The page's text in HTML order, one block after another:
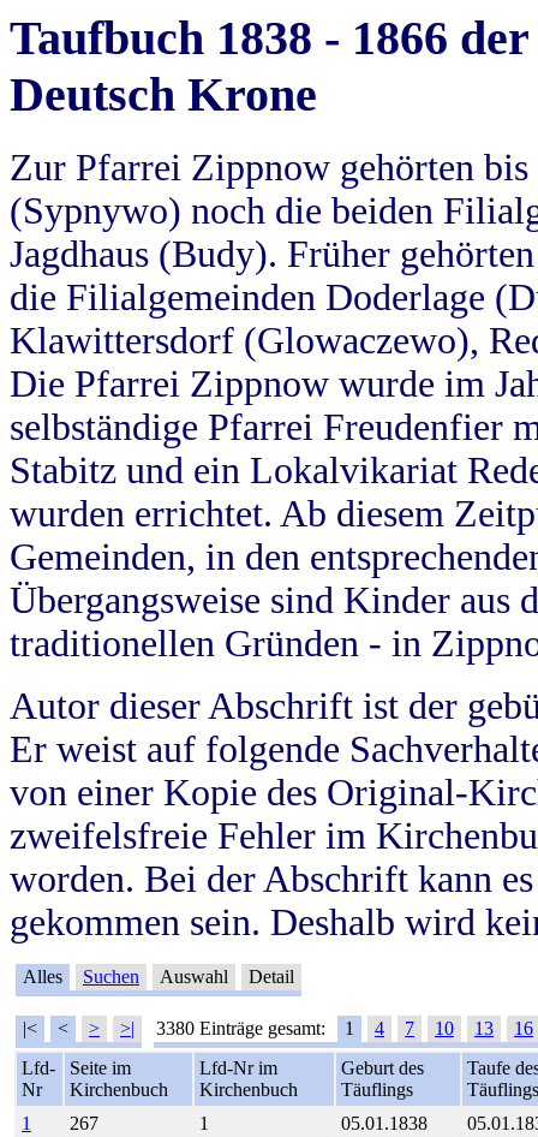
Taufbuch 1838 - 1866
Deutsch Krone
Zur Pfarrei Zippnow gehörten
(Sypnywo) noch die beiden
Jagdhaus (Budy). Früher
die Filialgemeinden Doderlage
Klawittersdorf (Glowaczewo),
Die Pfarrei Zippnow wurde im
selbständige Pfarrei Freudenfier
Stabitz und ein Lokalvikariat
wurden errichtet. Ab diesem
Gemeinden, in den
Übergangsweise sind Kinder aus
traditionellen Gründen - in
Autor dieser Abschrift ist der
Er weist auf folgende
von einer Kopie des Original-
zweifelsfreie Fehler im
worden. Bei der Abschrift kann
gekommen sein. Deshalb wird
Alles Suchen Auswahl Detail
|< < > >| 3380 Einträge gesamt: 1 4 7 10 13
16
Lfd-
Nr
Seite im
Kirchenbuch
Lfd-Nr im
Kirchenbuch
Geburt des
Täuflings
Taufe
Täuflings
1
267 1 05.01.1838